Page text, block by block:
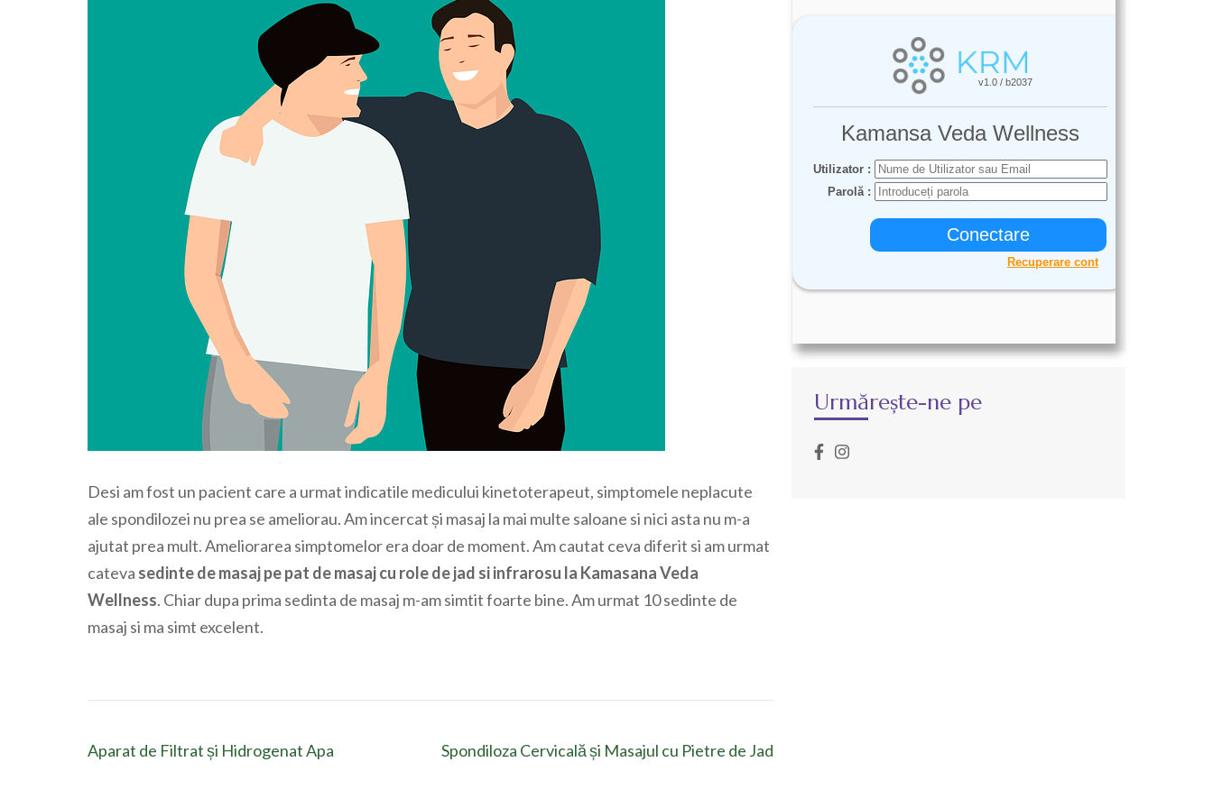
Desi am fost un pacient care a urmat indicatile medicului kinetoterapeut, simptomele neplacute
ale spondilozei nu prea se ameliorau. Am incercat și masaj la mai multe saloane si nici asta nu m-a
ajutat prea mult. Ameliorarea simptomelor era doar de moment. Am cautat ceva diferit si am urmat
cateva sedinte de masaj pe pat de masaj cu role de jad si infrarosu la Kamasana Veda
Wellness. Chiar dupa prima sedinta de masaj m-am simtit foarte bine. Am urmat 10 sedinte de
masaj si ma simt excelent.
Navigare
Aparat de Filtrat și Hidrogenat Apa Spondiloza Cervicală și Masajul cu Pietre de Jad
Urmărește-ne pe